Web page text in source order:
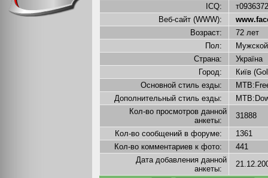
ICQ:
Веб-сайт (WWW):
Возраст:
72 лет
Пол:
Страна:
Україна
Город:
Київ
Основной стиль езды:
Дополнительный стиль езды:
Кол-во просмотров данной
анкеты:
31888
Кол-во сообщений в форуме:
1361
Кол-во комментариев к фото:
441
Дата добавления данной
анкеты: